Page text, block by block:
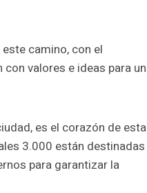
camino, con el
valores e ideas para un
es el corazón de esta
3.000 están destinadas
para garantizar la